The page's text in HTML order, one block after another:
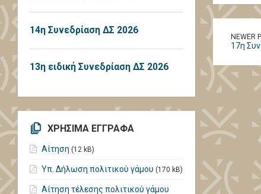
NEWER
17η
14η Συνεδρίαση ΔΣ 2026
13η ειδική Συνεδρίαση ΔΣ 2026
ΧΡΗΣΙΜΑ ΕΓΓΡΑΦΑ
Αίτηση (12 kB)
Υπ. Δήλωση πολιτικού γάμου (170 kB)
Αίτηση τέλεσης πολιτικού γάμου